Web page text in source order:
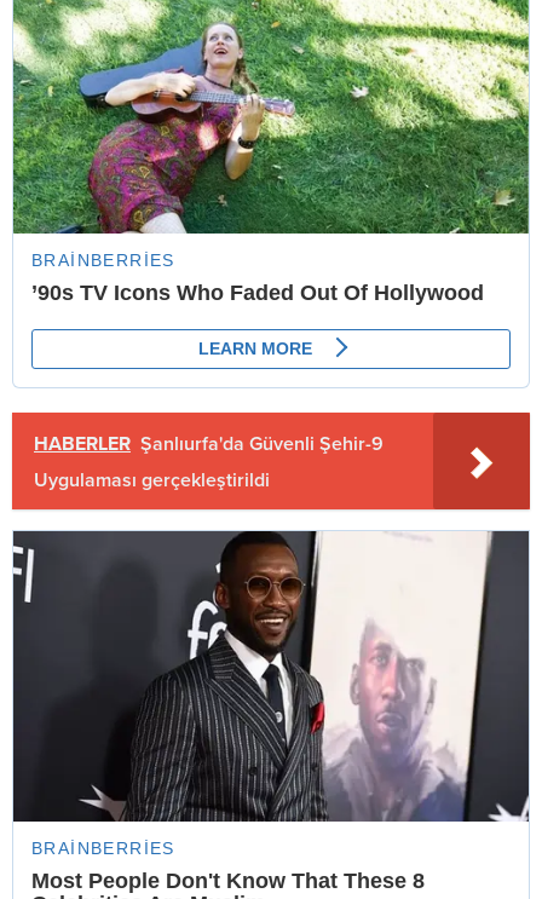
HABERLER Şanlıurfa'da Güvenli Şehir-9
Uygulaması gerçekleştirildi